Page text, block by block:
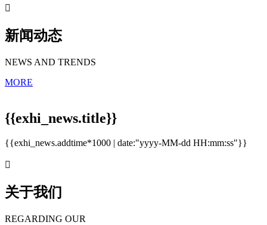

新闻动态
NEWS AND TRENDS
MORE
{{exhi_news.title}}
{{exhi_news.addtime*1000 | date:"yyyy-MM-dd HH:mm:ss"}}

关于我们
REGARDING OUR